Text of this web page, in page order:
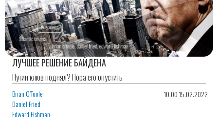
ЛУЧШЕЕ РЕШЕНИЕ БАЙДЕНА
Путин клюв поднял? Пора его опустить
Brian O’Toole
Daniel Fried
Edward Fishman
10:00 15.02.2022